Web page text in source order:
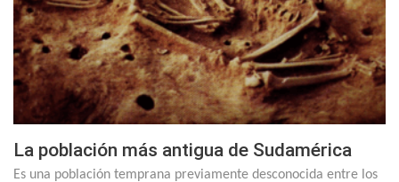
La población más antigua de Sudamérica
Es una población temprana previamente desconocida entre los